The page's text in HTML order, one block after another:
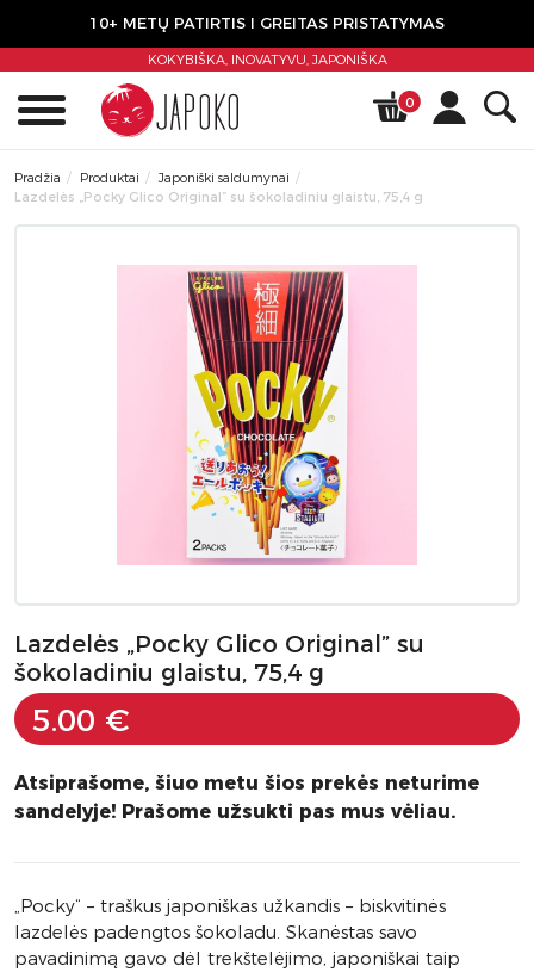
10+ METŲ PATIRTIS I GREITAS PRISTATYMAS
KOKYBIŠKA, INOVATYVU,JAPONIŠKA
0
Pradžia Produktai
Japoniški saldumynai
Lazdelės „Pocky Glico Original” su šokoladiniu glaistu, 75,4 g
Lazdelės „Pocky Glico Original” su
šokoladiniu glaistu, 75,4 g
5.00 €
Atsiprašome, šiuo metu šios prekės neturime
sandelyje! Prašome užsukti pas mus vėliau.
„Pocky“ – traškus japoniškas užkandis – biskvitinės
lazdelės padengtos šokoladu. Skanėstas savo
pavadinimą gavo dėl trekštelėjimo, japoniškai taip